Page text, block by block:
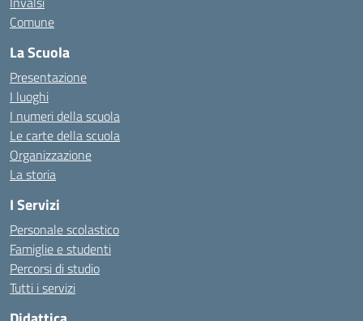
Comune
La Scuola
Presentazione
I luoghi
I numeri della scuola
Le carte della scuola
Organizzazione
La storia
I Servizi
Personale scolastico
Famiglie e studenti
Percorsi di studio
Tutti i servizi